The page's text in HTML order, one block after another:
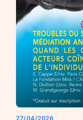
27/04/2026